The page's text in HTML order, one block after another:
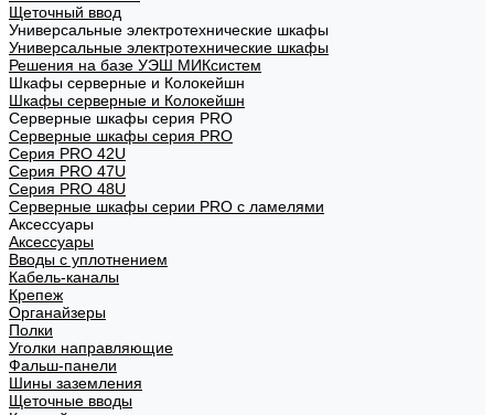
Щеточный ввод
Универсальные электротехнические шкафы
Универсальные электротехнические шкафы
Решения на базе УЭШ МИКсистем
Шкафы серверные и Колокейшн
Шкафы серверные и Колокейшн
Серверные шкафы серия PRO
Серверные шкафы серия PRO
Серия PRO 42U
Серия PRO 47U
Серия PRO 48U
Серверные шкафы серии PRO с ламелями
Аксессуары
Аксессуары
Вводы с уплотнением
Кабель-каналы
Крепеж
Органайзеры
Полки
Уголки направляющие
Фальш-панели
Шины заземления
Щеточные вводы